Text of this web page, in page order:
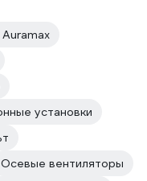
установки
Осевые вентиляторы